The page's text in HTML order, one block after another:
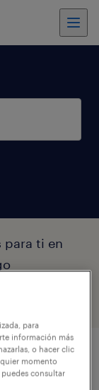
para ti en
para
información más
o hacer clic
momento
consultar